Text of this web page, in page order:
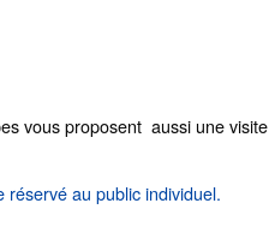
vous proposent aussi une visite
au public individuel.